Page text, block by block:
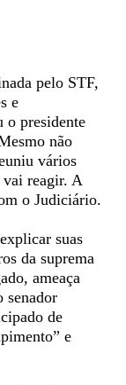
pelo STF,
e
o presidente
não
vários
reagir. A
o Judiciário.
suas
da suprema
ameaça
senador
de
e